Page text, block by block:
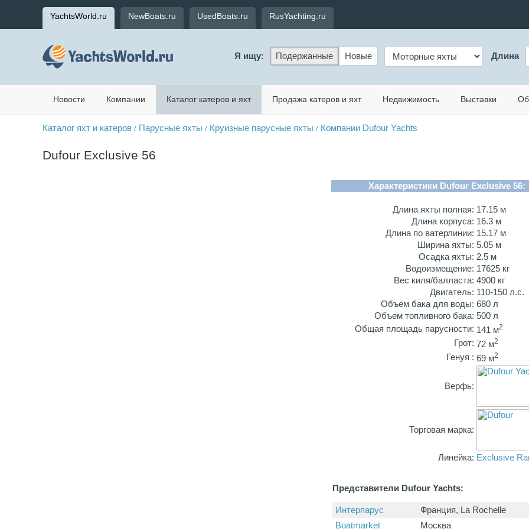
YachtsWorld.ru NewBoats.ru UsedBoats.ru RusYachting.ru
Я ищу: Подержанные Новые Длина
Новости Компании Каталог катеров и яхт Продажа катеров и яхт Недвижимость Выставки
Каталог яхт и катеров / Парусные яхты / Круизные парусные яхты / Компании Dufour Yachts
Dufour Exclusive 56
Характеристики Dufour Exclusive 56:
Длина яхты полная: 17.15 м
Длина корпуса: 16.3 м
Длина по ватерлинии: 15.17 м
Ширина яхты: 5.05 м
Осадка яхты: 2.5 м
Водоизмещение: 17625 кг
Вес киля/балласта: 4900 кг
Двигатель: 110-150 л.с.
Объем бака для воды: 680 л
Объем топливного бака: 500 л
Общая площадь парусности: 141 м2
Грот: 72 м2
Генуя : 69 м2
Верфь:
Торговая марка:
Линейка: Exclusive
Представители Dufour Yachts:
Интерпарус
Франция, La Rochelle
Boatmarket
Москва